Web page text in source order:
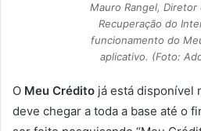
Mauro Rangel,
Recuperação do
funcionamento do
aplicativo. (Foto:
O Meu Crédito já está disponível
deve chegar a toda a base até o